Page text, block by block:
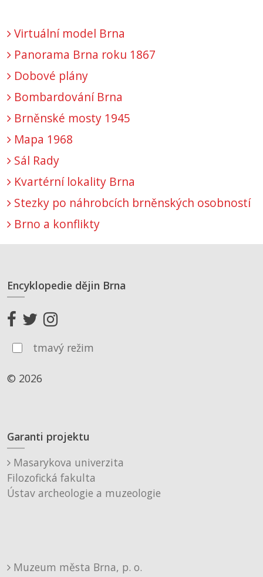
Virtuální model Brna
Panorama Brna roku 1867
Dobové plány
Bombardování Brna
Brněnské mosty 1945
Mapa 1968
Sál Rady
Kvartérní lokality Brna
Stezky po náhrobcích brněnských osobností
Brno a konflikty
Encyklopedie dějin Brna
tmavý režim
© 2026
Garanti projektu
Masarykova univerzita
Filozofická fakulta
Ústav archeologie a muzeologie
Muzeum města Brna, p. o.